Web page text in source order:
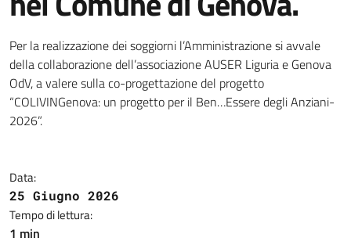
Per la realizzazione dei soggiorni l’Amministrazione si avvale
della collaborazione dell’associazione AUSER Liguria e Genova
OdV, a valere sulla co-progettazione del progetto
“COLIVINGenova: un progetto per il Ben…Essere degli Anziani-
2026”.
Data:
25 Giugno 2026
Tempo di lettura:
1 min